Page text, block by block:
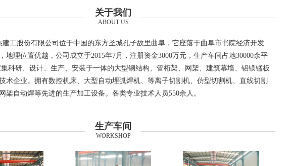
关于我们
ABOUT US
建工股份有限公司位于中国的东方圣城孔子故里曲阜，它座落于曲阜市书院经济开发
地理位置优越，公司成立于2015年7月，注册资金3000万元，生产车间占地30000余平
科研、设计、生产、安装于一体的大型钢结构、管桁架、网架、建筑幕墙、铝镁锰板
术企业。拥有数控机床、大型自动埋弧焊机、等离子切割机、仿型切割机、直线切割
架自动焊等先进的生产加工设备。各类专业技术人员550余人。
生产车间
WORKSHOP